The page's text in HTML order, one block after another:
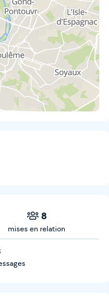
8
mises en relation